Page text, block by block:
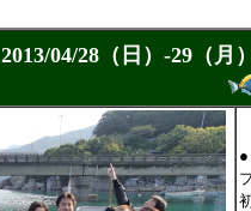
2013/04/28（日）-29